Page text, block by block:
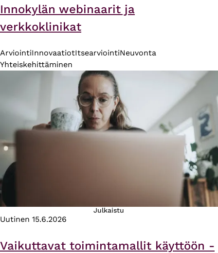
Innokylän webinaarit ja
verkkoklinikat
ArviointiInnovaatiotItsearviointiNeuvonta
Yhteiskehittäminen
Julkaistu
Uutinen 15.6.2026
Vaikuttavat toimintamallit käyttöön -